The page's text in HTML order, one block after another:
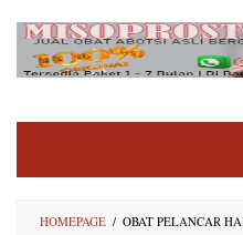
Skip
content
HOMEPAGE / OBAT PELANCAR